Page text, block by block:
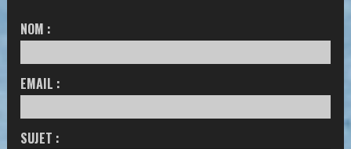
NOM :
EMAIL :
SUJET :